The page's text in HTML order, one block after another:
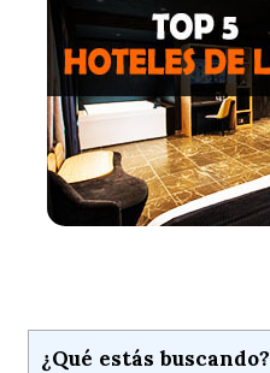
¿Qué estás buscando?